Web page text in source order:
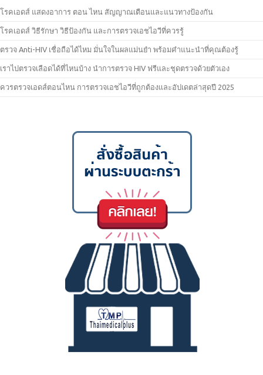
โรคเอดส์ แสดงอาการ ตอน ไหน สัญญาณเตือนและแนวทางป้องกัน
โรคเอดส์ วิธีรักษา วิธีป้องกัน และการตรวจเอชไอวีที่ควรรู้
ตรวจ Anti-HIV เชื่อถือได้ไหม มั่นใจในผลแม่นยำ พร้อมคำแนะนำที่คุณต้องรู้
เราไปตรวจเลือดได้ที่ไหนบ้าง นำการตรวจ HIV ฟรีและชุดตรวจด้วยตัวเอง
ควรตรวจเอดส์ตอนไหน การตรวจเอชไอวีที่ถูกต้องและอัปเดตล่าสุดปี 2025